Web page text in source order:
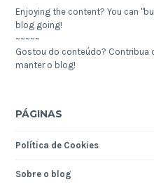
Enjoying the content? You can
blog going!
~~~~~
Gostou do conteúdo? Contribua
manter o blog!
PÁGINAS
Política de Cookies
Sobre o blog